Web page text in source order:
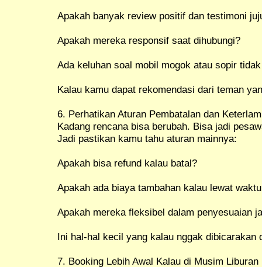
Apakah banyak review positif dan testimoni
Apakah mereka responsif saat dihubungi?
Ada keluhan soal mobil mogok atau sopir
Kalau kamu dapat rekomendasi dari teman
6. Perhatikan Aturan Pembatalan dan
Kadang rencana bisa berubah. Bisa jadi
Jadi pastikan kamu tahu aturan mainnya:
Apakah bisa refund kalau batal?
Apakah ada biaya tambahan kalau lewat
Apakah mereka fleksibel dalam penyesuaian
Ini hal-hal kecil yang kalau nggak dibicarakan
7. Booking Lebih Awal Kalau di Musim Liburan